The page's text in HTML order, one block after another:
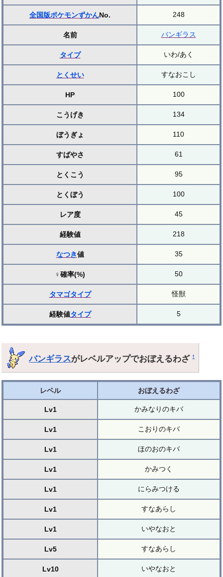
全国版ポケモンずかんNo. 248
名前 バンギラス
タイプ いわ/あく
とくせい すなおこし
HP 100
こうげき 134
ぼうぎょ 110
すばやさ 61
とくこう 95
とくぼう 100
レア度 45
経験値 218
なつき値 35
♀確率(%) 50
タマゴタイプ 怪獣
経験値タイプ 5
バンギラスがレベルアップでおぼえるわざ†
レベル おぼえるわざ
Lv1 かみなりのキバ
Lv1 こおりのキバ
Lv1 ほのおのキバ
Lv1 かみつく
Lv1 にらみつける
Lv1 すなあらし
Lv1 いやなおと
Lv5 すなあらし
Lv10 いやなおと